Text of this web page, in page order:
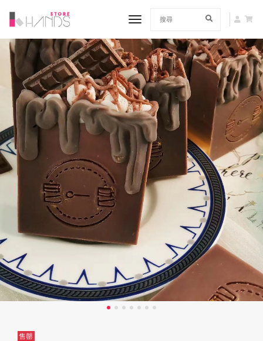
toggle navigation
售罄